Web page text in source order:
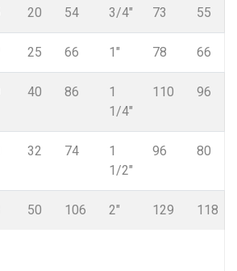
20 54 3/4″ 73 55
25 66 1″ 78 66
40 86
1
1/4″
110 96
32 74
1
1/2″
96 80
50 106 2″ 129 118